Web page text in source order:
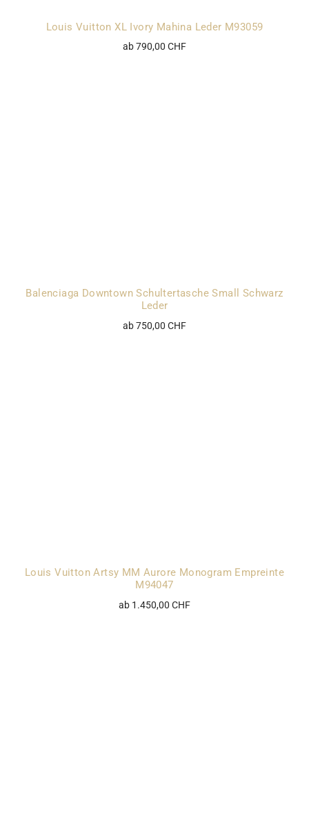
Louis Vuitton XL Ivory Mahina Leder M93059
ab 790,00 CHF
Balenciaga Downtown Schultertasche Small Schwarz
Leder
ab 750,00 CHF
Louis Vuitton Artsy MM Aurore Monogram Empreinte
M94047
ab 1.450,00 CHF